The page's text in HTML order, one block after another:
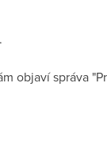
objaví správa